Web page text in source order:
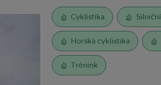
Cyklistika
Horská cyklistika
Trénink